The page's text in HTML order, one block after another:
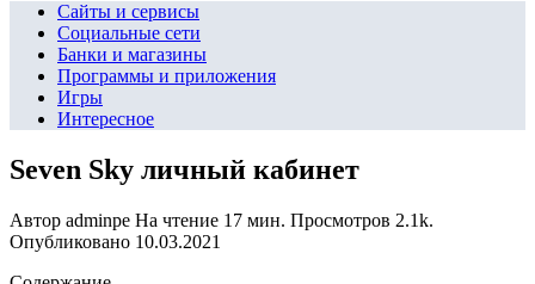
Сайты и сервисы
Социальные сети
Банки и магазины
Программы и приложения
Игры
Интересное
Seven Sky личный кабинет
Автор adminpe На чтение 17 мин. Просмотров 2.1k.
Опубликовано 10.03.2021